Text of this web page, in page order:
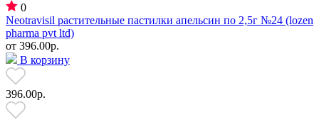
0
Neotravisil растительные пастилки апельсин по 2,5г №24 (lozen
pharma pvt ltd)
от 396.00р.
В корзину
396.00р.